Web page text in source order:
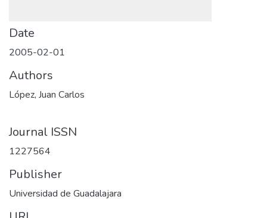
Date
2005-02-01
Authors
López, Juan Carlos
Journal ISSN
1227564
Publisher
Universidad de Guadalajara